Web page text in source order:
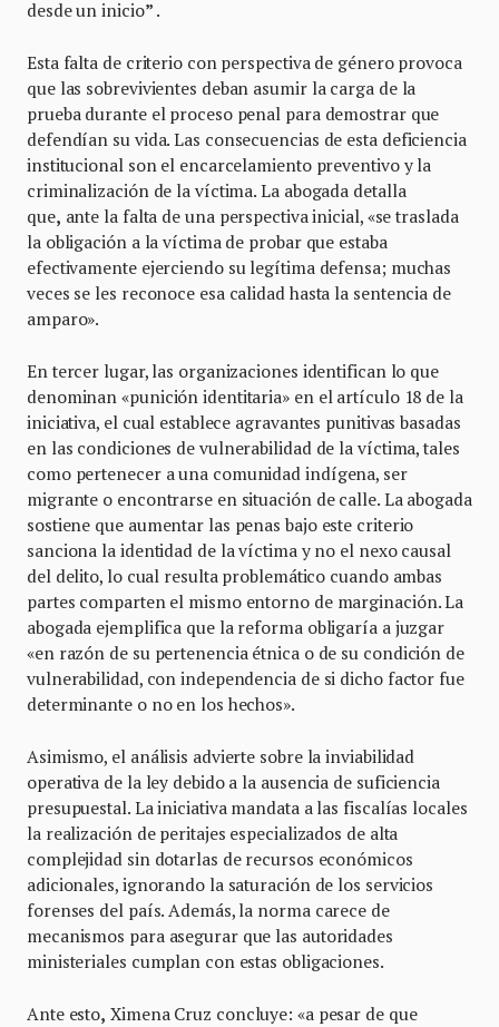
desde un inicio” .
Esta falta de criterio con perspectiva de género provoca
que las sobrevivientes deban asumir la carga de la
prueba durante el proceso penal para demostrar que
defendían su vida. Las consecuencias de esta deficiencia
institucional son el encarcelamiento preventivo y la
criminalización de la víctima. La abogada detalla
que, ante la falta de una perspectiva inicial, «se traslada
la obligación a la víctima de probar que estaba
efectivamente ejerciendo su legítima defensa; muchas
veces se les reconoce esa calidad hasta la sentencia de
amparo».
En tercer lugar, las organizaciones identifican lo que
denominan «punición identitaria» en el artículo 18 de la
iniciativa, el cual establece agravantes punitivas basadas
en las condiciones de vulnerabilidad de la víctima, tales
como pertenecer a una comunidad indígena, ser
migrante o encontrarse en situación de calle. La abogada
sostiene que aumentar las penas bajo este criterio
sanciona la identidad de la víctima y no el nexo causal
del delito, lo cual resulta problemático cuando ambas
partes comparten el mismo entorno de marginación. La
abogada ejemplifica que la reforma obligaría a juzgar
«en razón de su pertenencia étnica o de su condición de
vulnerabilidad, con independencia de si dicho factor fue
determinante o no en los hechos».
Asimismo, el análisis advierte sobre la inviabilidad
operativa de la ley debido a la ausencia de suficiencia
presupuestal. La iniciativa mandata a las fiscalías locales
la realización de peritajes especializados de alta
complejidad sin dotarlas de recursos económicos
adicionales, ignorando la saturación de los servicios
forenses del país. Además, la norma carece de
mecanismos para asegurar que las autoridades
ministeriales cumplan con estas obligaciones.
Ante esto, Ximena Cruz concluye: «a pesar de que